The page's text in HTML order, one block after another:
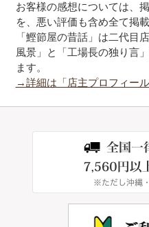
お客様の感想については、
を、悪い評価も含め全て掲
「鰹節屋の昔話」は二代目
風景」と「工場長の独り言
ます。
→詳細は「店主プロフィー